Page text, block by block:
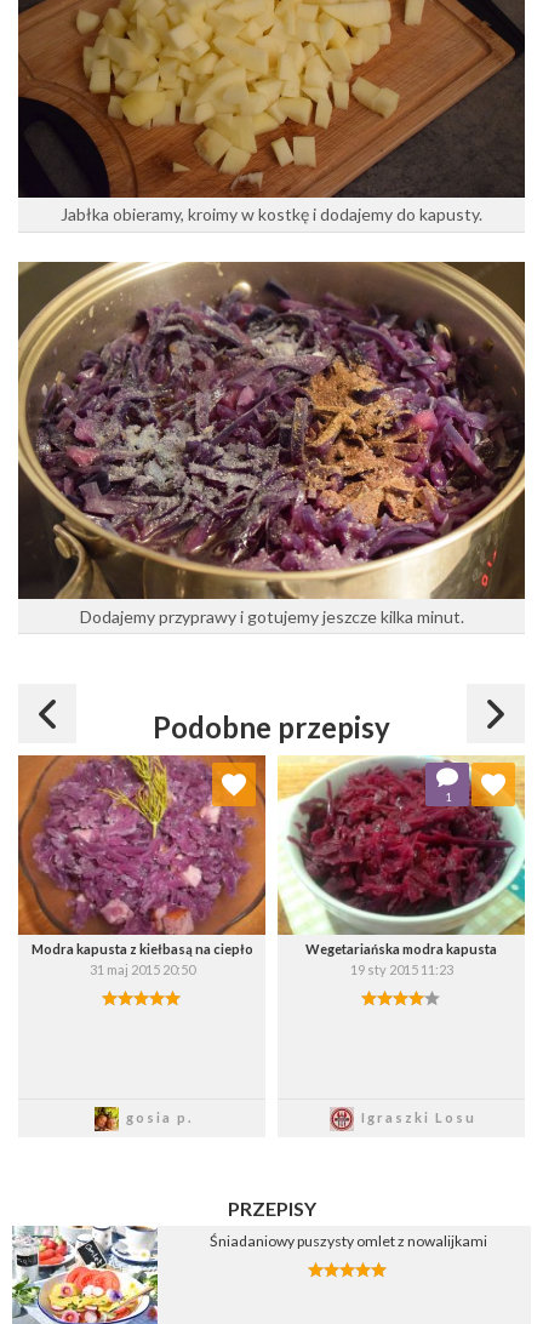
Jabłka obieramy, kroimy w kostkę i dodajemy do kapusty.
Dodajemy przyprawy i gotujemy jeszcze kilka minut.
Podobne przepisy
Modra kapusta z kiełbasą na ciepło
31 maj 2015 20:50
gosia p.
Dodaj do ulubionych
Wybierz listę:
Zapisz
Wegetariańska modra kapusta
19 sty 2015 11:23
Igraszki Losu
1
Dodaj do ulubionych
Wybierz listę:
PRZEPISY
Śniadaniowy puszysty omlet z nowalijkami